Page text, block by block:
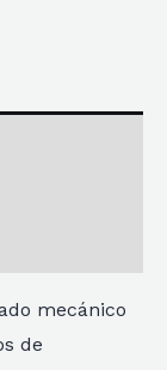
mecánico
de